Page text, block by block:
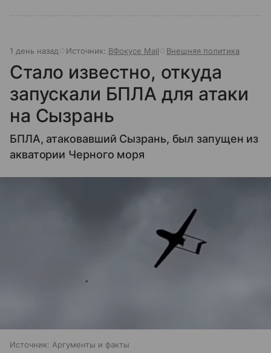
1 день назад Источник: ВФокусе Mail Внешняя политика
Стало известно, откуда
запускали БПЛА для атаки
на Сызрань
БПЛА, атаковавший Сызрань, был запущен из
акватории Черного моря
Источник: Аргументы и факты